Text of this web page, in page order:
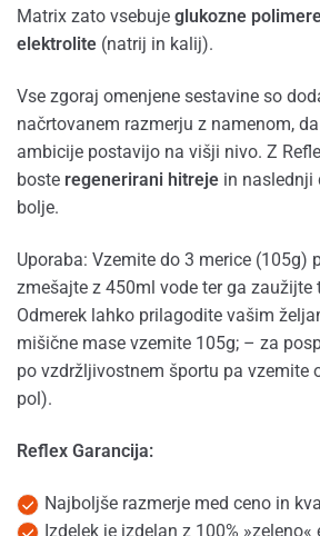
Matrix zato vsebuje glukozne
elektrolite (natrij in kalij).
Vse zgoraj omenjene sestavine so
načrtovanem razmerju z namenom,
ambicije postavijo na višji nivo. Z
boste regenerirani hitreje in naslednji
bolje.
Uporaba: Vzemite do 3 merice (105g)
zmešajte z 450ml vode ter ga zaužijte
Odmerek lahko prilagodite vašim
mišične mase vzemite 105g; – za
po vzdržljivostnem športu pa vzemite
pol).
Reflex Garancija:
Najboljše razmerje med ceno in
Izdelek je izdelan z 100%